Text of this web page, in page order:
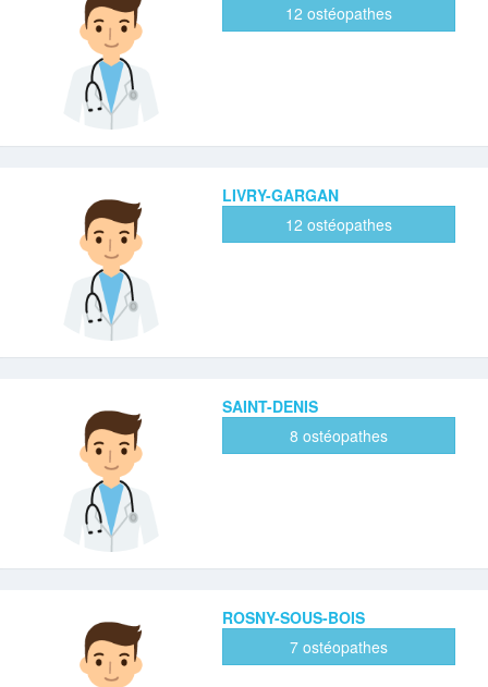
12 ostéopathes
LIVRY-GARGAN
12 ostéopathes
SAINT-DENIS
8 ostéopathes
ROSNY-SOUS-BOIS
7 ostéopathes